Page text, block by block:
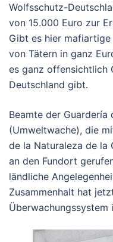
Wolfsschutz-
von 15.000 Euro zur
Gibt es hier
von Tätern in ganz
es ganz offensichtlich
Deutschland gibt.
Beamte der Guardería
(Umweltwache), die
de la Naturaleza de la
an den Fundort
ländliche
Zusammenhalt hat